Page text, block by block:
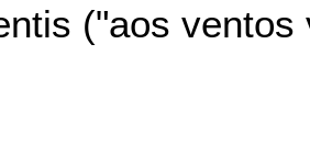
("aos ventos